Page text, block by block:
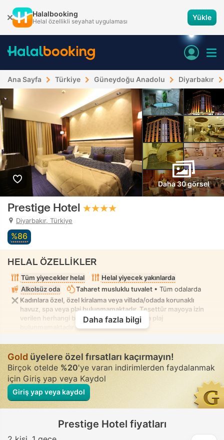
Halalbooking
Helal özellikli seyahat uygulaması Yükle
Ana Sayfa Türkiye Güneydoğu Anadolu Diyarbakır
Daha 30 görsel
Prestige Hotel
Diyarbakır, Türkiye
%86
HELAL ÖZELLİKLER
Tüm yiyecekler helal
Helal yiyecek yakınlarda
Alkolsüz oda
Taharet musluklu tuvalet • Tüm odalarda
Kadınlara özel, özel kiralama veya villada/odada korunaklı
havuz, spa veya plaj bulunmamaktadır. Tesettür mayoya izin
verilen herhangi bir karışık havuz, spa veya plaj
Daha fazla bilgi
Goldüyelere özel fırsatları kaçırmayın!
Birçok otelde%20'ye varan indirimlerden faydalanmak
için Giriş yap veya Kaydol
Giriş yap veya kaydol
Prestige Hotel fiyatları